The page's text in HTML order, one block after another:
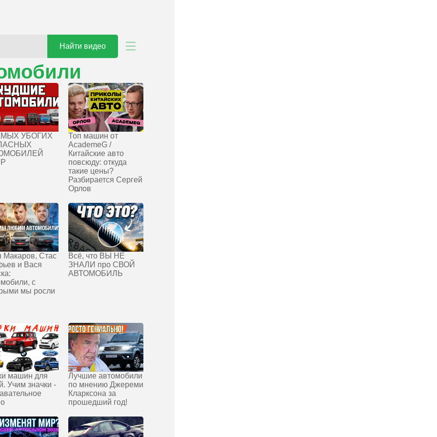
Найти видео
УБОГИХ
Топ машин от
AcademeG /
Китайские авто
повсюду: откуда
такие цены?
Разбирается Сергей
Орлов
Макаров, Стас
и Вася
с
мы росли
Всё, что ВЫ НЕ
ЗНАЛИ про СВОЙ
АВТОМОБИЛЬ
машин для
Учим значки -
Лучшие автомобили
по мнению Джереми
Кларксона за
прошедший год!